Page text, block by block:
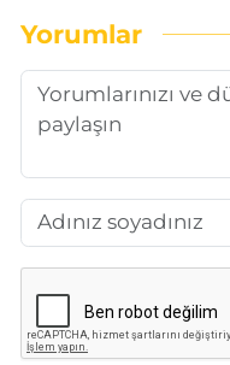
Yorumlar